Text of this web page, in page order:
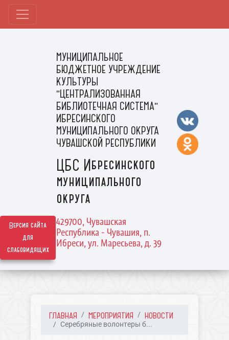
Версия сайта
для
слабовидящих
МУНИЦИПАЛЬНОЕ
БЮДЖЕТНОЕ УЧРЕЖДЕНИЕ
КУЛЬТУРЫ
"ЦЕНТРАЛИЗОВАННАЯ
БИБЛИОТЕЧНАЯ СИСТЕМА"
ИБРЕСИНСКОГО
МУНИЦИПАЛЬНОГО ОКРУГА
ЧУВАШСКОЙ РЕСПУБЛИКИ
ЦБС Ибресинского
муниципального
округа
429700, Чувашская
Республика - Чувашия, п.
Ибреси, ул. Маресьева, д. 39
ГЛАВНАЯ МЕРОПРИЯТИЯ НОВОСТИ
Серебряные волонтеры б...